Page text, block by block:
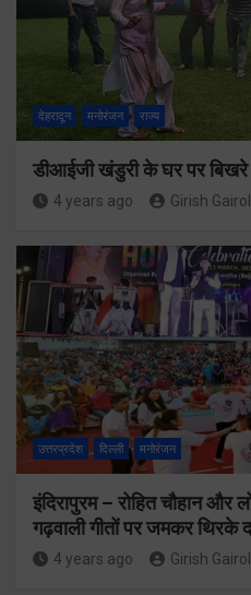
देहरादून मनोरंजन राज्य
डीआईजी खंडुरी के घर पर बिखरे
4 years ago Girish
उत्तरप्रदेश दिल्ली मनोरंजन
इंदिरापुरम – रोहित चौहान और
गढ़वाली गीतों पर जमकर थिरके
4 years ago Girish